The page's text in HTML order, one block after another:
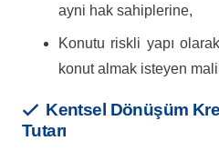
ayni hak sahiplerine,
Konutu riskli yapı
konut almak isteyen
Kentsel Dönüşüm
Tutarı